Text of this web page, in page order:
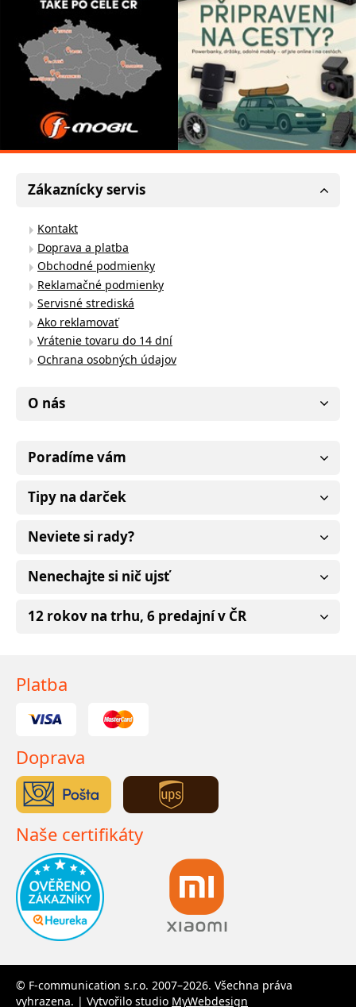
Zákaznícky servis
Kontakt
Doprava a platba
Obchodné podmienky
Reklamačné podmienky
Servisné strediská
Ako reklamovať
Vrátenie tovaru do 14 dní
Ochrana osobných údajov
O nás
Poradíme vám
Tipy na darček
Neviete si rady?
Nenechajte si nič ujsť
12 rokov na trhu, 6 predajní v ČR
Platba
Doprava
Naše certifikáty
© F-communication s.r.o. 2007–2026. Všechna práva
vyhrazena. | Vytvořilo studio MyWebdesign